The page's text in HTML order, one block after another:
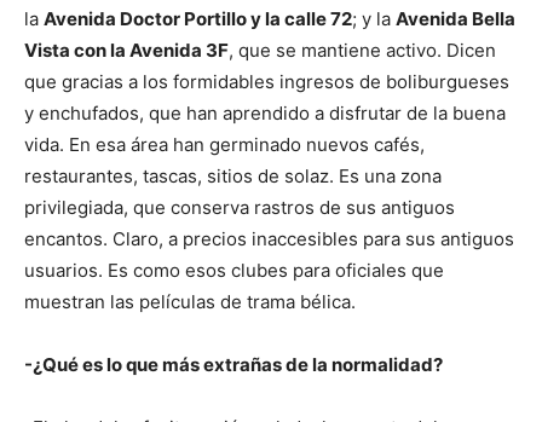
la Avenida Doctor Portillo y la calle 72; y la Avenida Bella
Vista con la Avenida 3F, que se mantiene activo. Dicen
que gracias a los formidables ingresos de boliburgueses
y enchufados, que han aprendido a disfrutar de la buena
vida. En esa área han germinado nuevos cafés,
restaurantes, tascas, sitios de solaz. Es una zona
privilegiada, que conserva rastros de sus antiguos
encantos. Claro, a precios inaccesibles para sus antiguos
usuarios. Es como esos clubes para oficiales que
muestran las películas de trama bélica.
-¿Qué es lo que más extrañas de la normalidad?